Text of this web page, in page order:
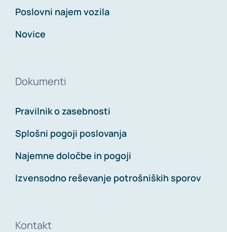
Poslovni najem vozila
Novice
Dokumenti
Pravilnik o zasebnosti
Splošni pogoji poslovanja
Najemne določbe in pogoji
Izvensodno reševanje potrošniških sporov
Kontakt